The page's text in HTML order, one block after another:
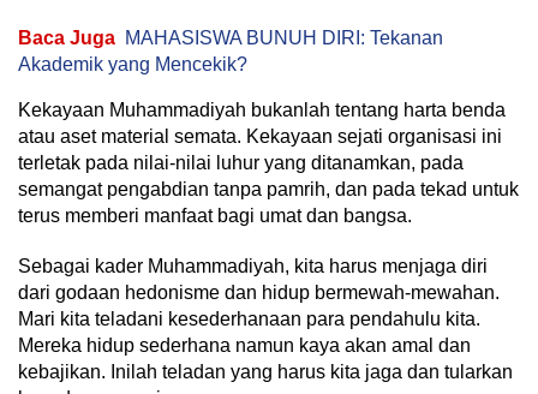
Baca Juga MAHASISWA BUNUH DIRI: Tekanan
Akademik yang Mencekik?
Kekayaan Muhammadiyah bukanlah tentang harta benda
atau aset material semata. Kekayaan sejati organisasi ini
terletak pada nilai-nilai luhur yang ditanamkan, pada
semangat pengabdian tanpa pamrih, dan pada tekad untuk
terus memberi manfaat bagi umat dan bangsa.
Sebagai kader Muhammadiyah, kita harus menjaga diri
dari godaan hedonisme dan hidup bermewah-mewahan.
Mari kita teladani kesederhanaan para pendahulu kita.
Mereka hidup sederhana namun kaya akan amal dan
kebajikan. Inilah teladan yang harus kita jaga dan tularkan